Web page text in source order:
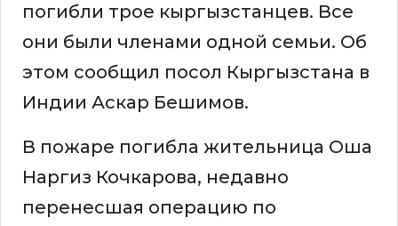
погибли трое кыргызстанцев. Все
они были членами одной семьи. Об
этом сообщил посол Кыргызстана в
Индии Аскар Бешимов.
В пожаре погибла жительница Оша
Наргиз Кочкарова, недавно
перенесшая операцию по